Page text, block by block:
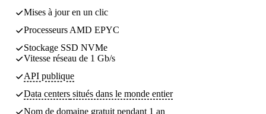
Mises à jour en un clic
Processeurs AMD EPYC
Stockage SSD NVMe
Vitesse réseau de 1 Gb/s
API publique
Data centers situés dans le monde entier
Nom de domaine gratuit pendant 1 an